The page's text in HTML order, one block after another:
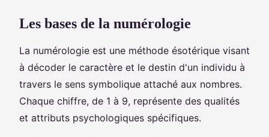
Les bases de la numérologie
La numérologie est une méthode ésotérique visant
à décoder le caractère et le destin d'un individu à
travers le sens symbolique attaché aux nombres.
Chaque chiffre, de 1 à 9, représente des qualités
et attributs psychologiques spécifiques.